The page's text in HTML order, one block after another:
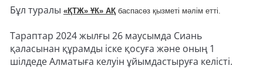
Бұл туралы «ҚТЖ» ҰК» АҚ баспасөз қызметі мәлім етті.
Тараптар 2024 жылғы 26 маусымда Сиань
қаласынан құрамды іске қосуға және оның 1
шілдеде Алматыға келуін ұйымдастыруға келісті.